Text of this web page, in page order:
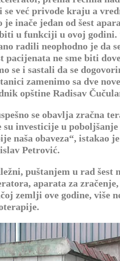
se već privode kraju a
inače jedan od šest
u funkciji u ovoj godini.
radili neophodno je da
pacijenata ne sme biti
se i sastali da se
zamenimo sa dve
opštine Radisav
se obavlja zračna
su investicije u
naša obaveza“, istakao
Petrović.
puštanjem u rad šest
aparata za
zemlji ove godine, više